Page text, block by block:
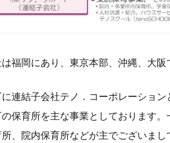
福岡にあり、東京本部、沖縄、大阪
連結子会社テノ．コーポレーショ
保育所を主な事業としております
、院内保育所などが主でございま